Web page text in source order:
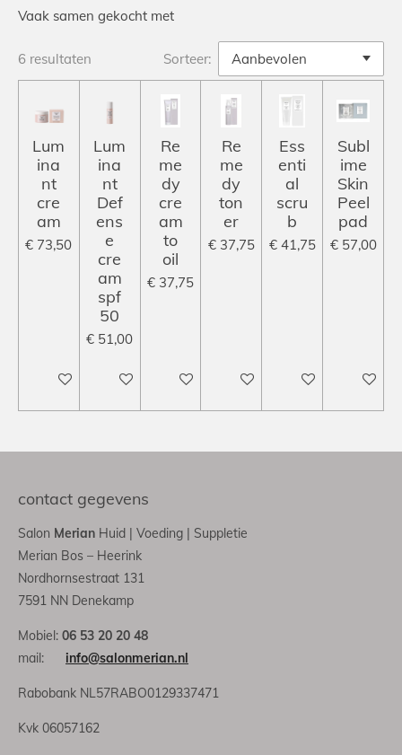
Vaak samen gekocht met
6 resultaten Sorteer:
Lum
ina
nt
cre
am
€ 73,50
In winkelwagen
Lum
ina
nt
Def
ens
e
cre
am
spf
50
€ 51,00
In winkelwagen
Re
me
dy
cre
am
to
oil
€ 37,75
In winkelwagen
Re
me
dy
ton
er
€ 37,75
In winkelwagen
Ess
enti
al
scru
b
€ 41,75
In winkelwagen
Subl
ime
Skin
Peel
pad
€ 57,00
In
contact gegevens
Salon Merian Huid | Voeding | Suppletie
Merian Bos – Heerink
Nordhornsestraat 131
7591 NN Denekamp
Mobiel: 06 53 20 20 48
mail: info@salonmerian.nl
Rabobank NL57RABO0129337471
Kvk 06057162